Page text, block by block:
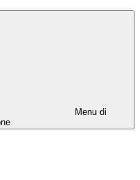
Menu di